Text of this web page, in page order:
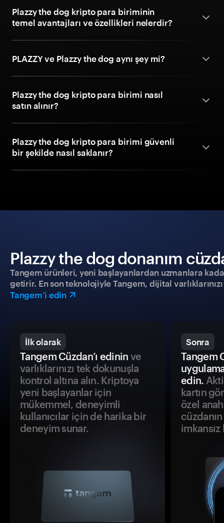
Plazzy the dog kripto para biriminin
temel avantajları ve özellikleri nelerdir?
PLAZZY ve Plazzy the dog aynı şey mi?
Plazzy the dog kripto para birimi nasıl
satın alınır?
Plazzy the dog kripto para birimi güvenli
bir şekilde nasıl saklanır?
Plazzy the dog donanım
Tangem ürünleri, yeni başlayanlardan uzmanlara
getirir. En son teknolojiyle Tangem, dijital
Tangem’i edin
İlk olarak
Tangem Cüzdan’ı edinin ve
varlıklarınızı tek dokunuşla
kontrol altına alın. Kriptoya
yeni başlayanlar için
mükemmel, deneyimli
kullanıcılar için de harika bir
deneyim sunar.
Sonra
Tangem
edin.
kartın
özel